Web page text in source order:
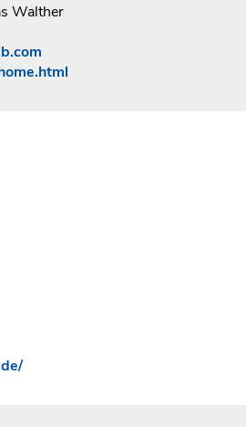
Walther